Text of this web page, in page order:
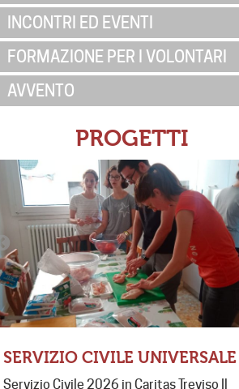
INCONTRI ED EVENTI
FORMAZIONE PER I VOLONTARI
AVVENTO
PROGETTI
SERVIZIO CIVILE UNIVERSALE
Servizio Civile 2026 in Caritas Treviso Il